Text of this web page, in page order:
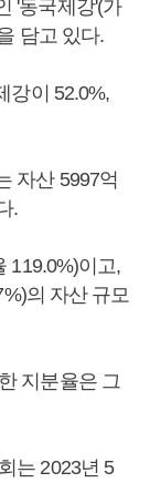
'동국제강'(가
담고 있다.
강이 52.0%,
자산 5997억
.
119.0%)이고,
의 자산 규모
지분율은 그
는 2023년 5